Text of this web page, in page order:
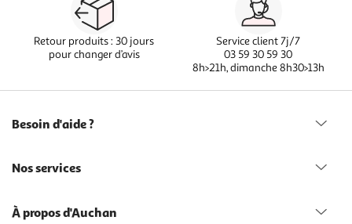
Retour produits : 30 jours
pour changer d’avis
Service client 7j/7
03 59 30 59 30
8h>21h, dimanche 8h30>13h
Besoin d'aide ?
Nos services
À propos d'Auchan